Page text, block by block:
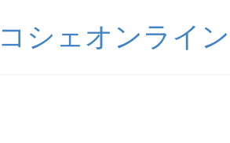
シェオンライ